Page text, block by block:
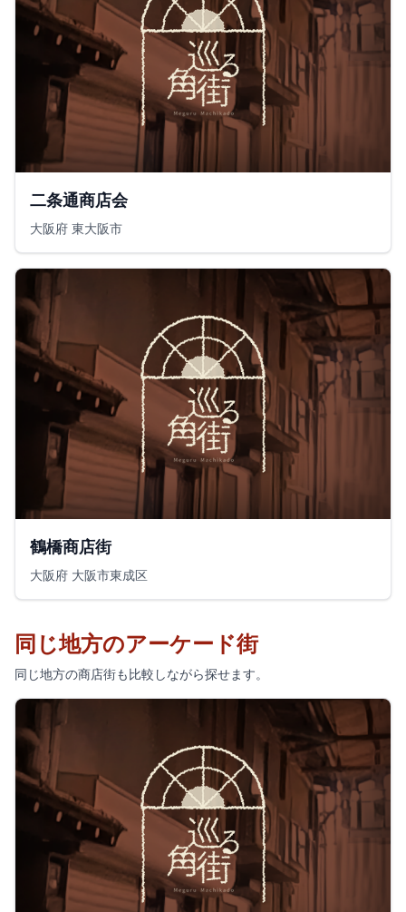
二条通商店会
大阪府 東大阪市
鶴橋商店街
大阪府 大阪市東成区
同じ地方のアーケード街
同じ地方の商店街も比較しながら探せます。